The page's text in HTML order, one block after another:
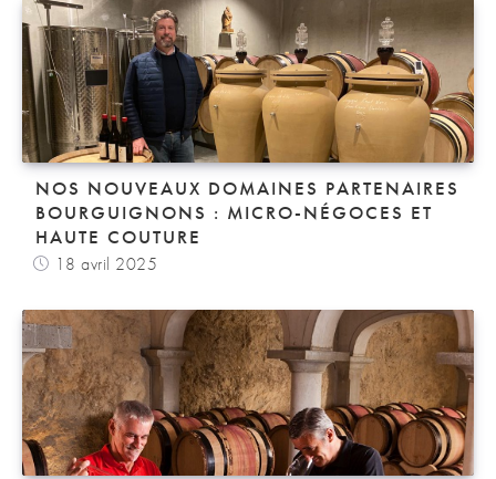
NOS NOUVEAUX DOMAINES PARTENAIRES
BOURGUIGNONS : MICRO-NÉGOCES ET
HAUTE COUTURE
18 avril 2025